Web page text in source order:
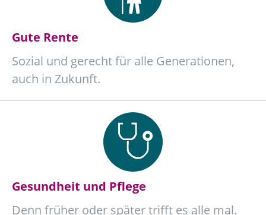
Gute Rente
Sozial und gerecht für alle Generationen,
auch in Zukunft.
Gesundheit und Pflege
Denn früher oder später trifft es alle mal.